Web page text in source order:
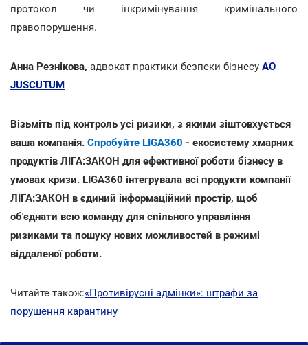
протокол чи інкримінування кримінального
правопорушення.
Анна Резнікова, адвокат практики безпеки бізнесу АО
JUSCUTUM
Візьміть під контроль усі ризики, з якими зіштовхується
ваша компанія. Спробуйте LIGA360 - екосистему хмарних
продуктів ЛІГА:ЗАКОН для ефективної роботи бізнесу в
умовах кризи. LIGA360 інтегрувала всі продукти компанії
ЛІГА:ЗАКОН в єдиний інформаційний простір, щоб
об'єднати всю команду для спільного управління
ризиками та пошуку нових можливостей в режимі
віддаленої роботи.
Читайте також:«Противірусні адмінки»: штрафи за
порушення карантину